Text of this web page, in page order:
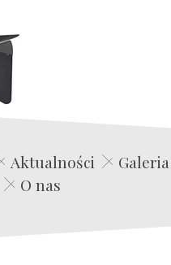
Edwin Film Agencja Aktorska
Aktualności
Galeria
O nas